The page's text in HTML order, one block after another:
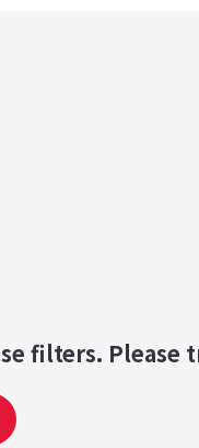
filters. Please